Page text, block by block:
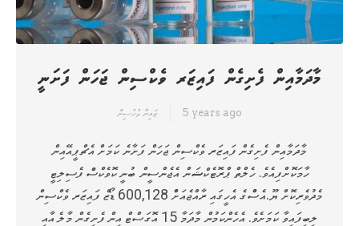
މާދަމާއިން ފެށިގެން ފައިޒަރ ވެކްސިން ޖަހަން ފަށަނީ
ޒައިނާ މުހުސިން 5 years ago
މާދަމާއިން ފެށިގެން ފައިޒަރ ވެކްސިން ޖަހަން ފަށާނެ ކަމަށް އެޗްޕީއޭއިން
ހާމަކޮށްފިއެވެ. ހެލްތް ޕްރޮޓެކްޝަން އެޖެންސީން ބުނީ ކޮވެކްސްް ފެސިލިޓީ
މެދުވެރިކޮށް ޔޫ.އެސްްގެ އެހީގައި ރާއްޖެއަށްް 600,128 ޑޯޒް ފައިޒަރ ވެކްސިން
ލިބިފައިވާ ކަމަށެވެ. އެހެންކަމުން މާދަމާ 15 އޮގަސްޓް އިން ފެށިގެން މާލެ އާއި